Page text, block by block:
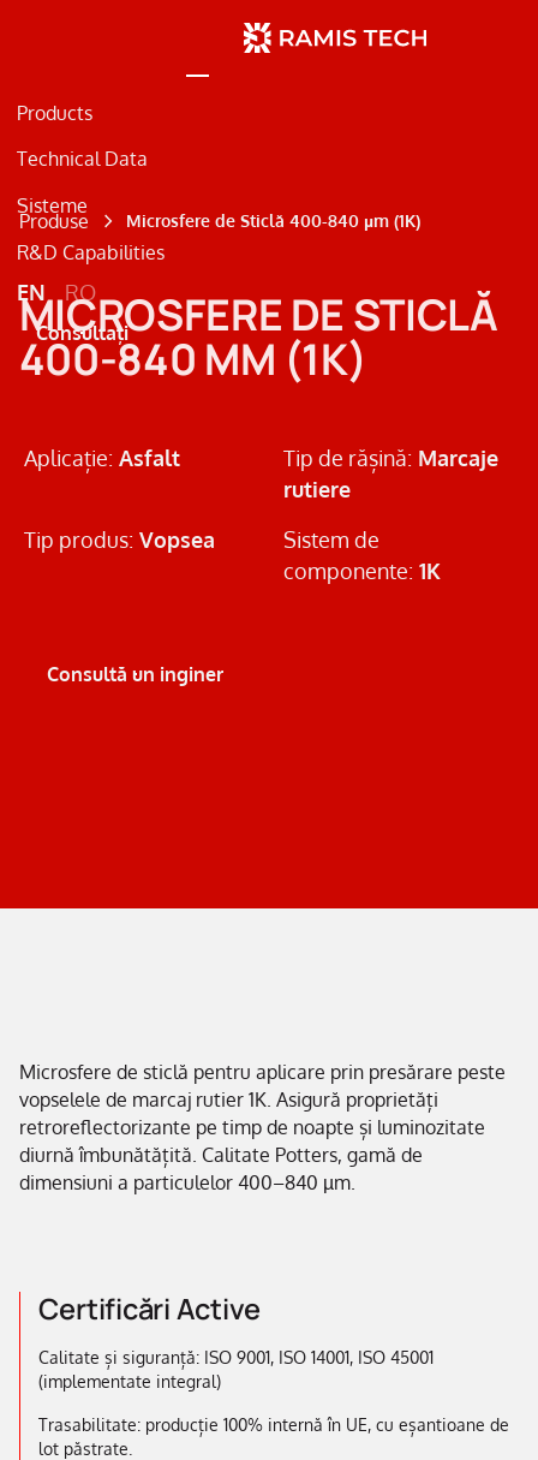
Products
Technical Data
Sisteme
Beton
Metal
Marcaje Rutiere
R&D Capabilities
EN RO
Consultați
Produse Microsfere de Sticlă 400-840 µm (1K)
MICROSFERE DE STICLĂ
400-840 ΜM (1K)
Aplicație: Asfalt Tip de rășină: Marcaje
rutiere
Tip produs: Vopsea
Sistem de
componente: 1K
Consultă un inginer
Microsfere de sticlă pentru aplicare prin presărare peste
vopselele de marcaj rutier 1K. Asigură proprietăți
retroreflectorizante pe timp de noapte și luminozitate
diurnă îmbunătățită. Calitate Potters, gamă de
dimensiuni a particulelor 400–840 µm.
Certificări Active
Calitate și siguranță: ISO 9001, ISO 14001, ISO 45001
(implementate integral)
Trasabilitate: producție 100% internă în UE, cu eșantioane de
lot păstrate.